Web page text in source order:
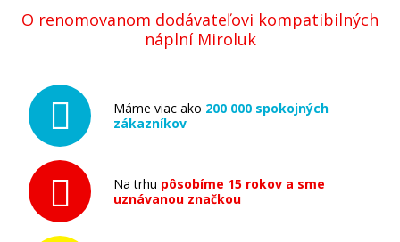
O renomovanom dodávateľovi kompatibilných
náplní Miroluk
Máme viac ako 200 000 spokojných
zákazníkov
Na trhu pôsobíme 15 rokov a sme
uznávanou značkou